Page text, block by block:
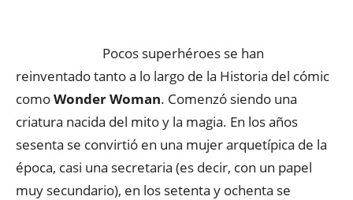
Pocos superhéroes se han
reinventado tanto a lo largo de la Historia del cómic
comoWonder Woman. Comenzó siendo una
criatura nacida del mito y la magia. En los años
sesenta se convirtió en una mujer arquetípica de la
época, casi una secretaria (es decir, con un papel
muy secundario), en los setenta y ochenta se